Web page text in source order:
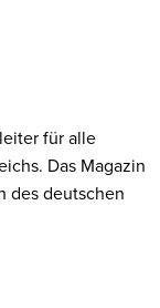
für alle
Das Magazin
des deutschen